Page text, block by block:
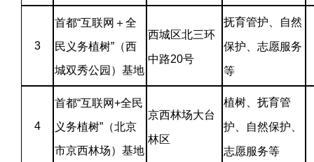
3
首都“互联网＋全
民义务植树”（西
城双秀公园）基地
西城区北三环
中路20号
抚育管护、自然
保护、志愿服务
等
4
首都“互联网+全民
义务植树”（北京
市京西林场）基地
京西林场大台
林区
植树、抚育管
护、自然保护、
志愿服务等